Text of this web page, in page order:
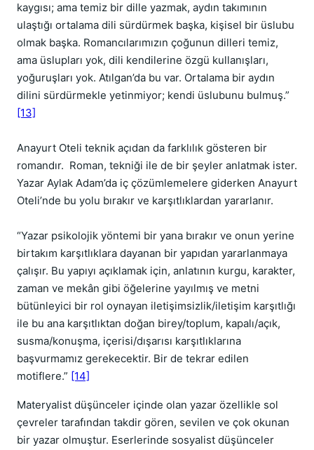
kaygısı; ama temiz bir dille yazmak, aydın takımının
ulaştığı ortalama dili sürdürmek başka, kişisel bir üslubu
olmak başka. Romancılarımızın çoğunun dilleri temiz,
ama üslupları yok, dili kendilerine özgü kullanışları,
yoğuruşları yok. Atılgan’da bu var. Ortalama bir aydın
dilini sürdürmekle yetinmiyor; kendi üslubunu bulmuş.”
[13]
Anayurt Oteli teknik açıdan da farklılık gösteren bir
romandır. Roman, tekniği ile de bir şeyler anlatmak ister.
Yazar Aylak Adam’da iç çözümlemelere giderken Anayurt
Oteli’nde bu yolu bırakır ve karşıtlıklardan yararlanır.
“Yazar psikolojik yöntemi bir yana bırakır ve onun yerine
birtakım karşıtlıklara dayanan bir yapıdan yararlanmaya
çalışır. Bu yapıyı açıklamak için, anlatının kurgu, karakter,
zaman ve mekân gibi öğelerine yayılmış ve metni
bütünleyici bir rol oynayan iletişimsizlik/iletişim karşıtlığı
ile bu ana karşıtlıktan doğan birey/toplum, kapalı/açık,
susma/konuşma, içerisi/dışarısı karşıtlıklarına
başvurmamız gerekecektir. Bir de tekrar edilen
motiflere.” [14]
Materyalist düşünceler içinde olan yazar özellikle sol
çevreler tarafından takdir gören, sevilen ve çok okunan
bir yazar olmuştur. Eserlerinde sosyalist düşünceler